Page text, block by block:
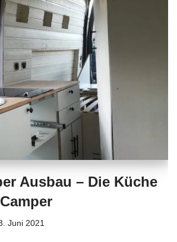
Ausbau – Die Küche
Juni 2021